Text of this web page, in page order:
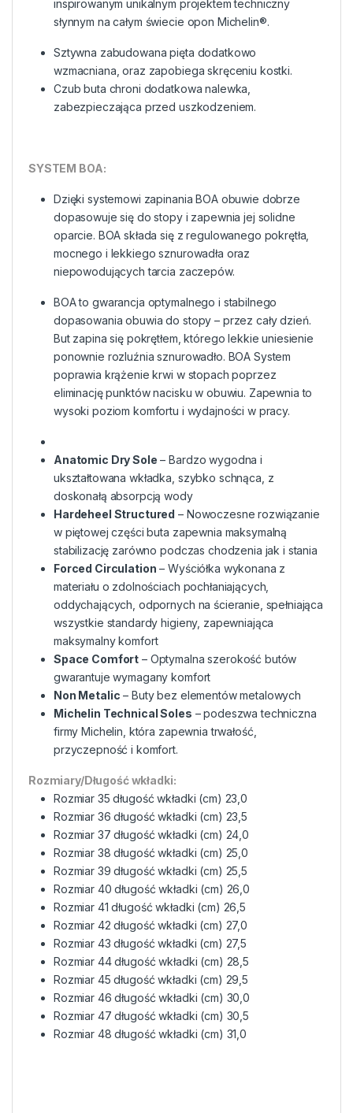
inspirowanym unikalnym projektem techniczny
słynnym na całym świecie opon Michelin®.
Sztywna zabudowana pięta dodatkowo
wzmacniana, oraz zapobiega skręceniu kostki.
Czub buta chroni dodatkowa nalewka,
zabezpieczająca przed uszkodzeniem.
SYSTEM BOA:
Dzięki systemowi zapinania BOA obuwie dobrze
dopasowuje się do stopy i zapewnia jej solidne
oparcie. BOA składa się z regulowanego pokrętła,
mocnego i lekkiego sznurowadła oraz
niepowodujących tarcia zaczepów.
BOA to gwarancja optymalnego i stabilnego
dopasowania obuwia do stopy – przez cały dzień.
But zapina się pokrętłem, którego lekkie uniesienie
ponownie rozluźnia sznurowadło. BOA System
poprawia krążenie krwi w stopach poprzez
eliminację punktów nacisku w obuwiu. Zapewnia to
wysoki poziom komfortu i wydajności w pracy.
Anatomic Dry Sole – Bardzo wygodna i
ukształtowana wkładka, szybko schnąca, z
doskonałą absorpcją wody
Hardeheel Structured – Nowoczesne rozwiązanie
w piętowej części buta zapewnia maksymalną
stabilizację zarówno podczas chodzenia jak i stania
Forced Circulation – Wyściółka wykonana z
materiału o zdolnościach pochłaniających,
oddychających, odpornych na ścieranie, spełniająca
wszystkie standardy higieny, zapewniająca
maksymalny komfort
Space Comfort – Optymalna szerokość butów
gwarantuje wymagany komfort
Non Metalic – Buty bez elementów metalowych
Michelin Technical Soles – podeszwa techniczna
firmy Michelin, która zapewnia trwałość,
przyczepność i komfort.
Rozmiary/Długość wkładki:
Rozmiar 35 długość wkładki (cm) 23,0
Rozmiar 36 długość wkładki (cm) 23,5
Rozmiar 37 długość wkładki (cm) 24,0
Rozmiar 38 długość wkładki (cm) 25,0
Rozmiar 39 długość wkładki (cm) 25,5
Rozmiar 40 długość wkładki (cm) 26,0
Rozmiar 41 długość wkładki (cm) 26,5
Rozmiar 42 długość wkładki (cm) 27,0
Rozmiar 43 długość wkładki (cm) 27,5
Rozmiar 44 długość wkładki (cm) 28,5
Rozmiar 45 długość wkładki (cm) 29,5
Rozmiar 46 długość wkładki (cm) 30,0
Rozmiar 47 długość wkładki (cm) 30,5
Rozmiar 48 długość wkładki (cm) 31,0